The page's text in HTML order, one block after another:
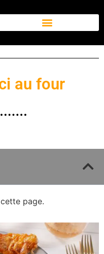
au four
page.